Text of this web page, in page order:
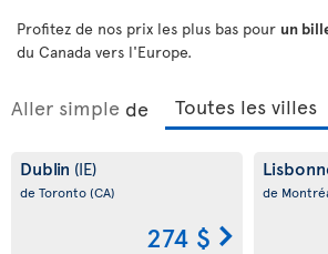
Profitez de nos prix les plus bas pour un
du Canada vers l'Europe.
Aller simple de
Dublin (IE)
de Toronto(CA)
274 $
de